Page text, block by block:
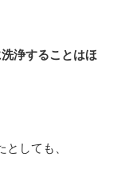
浄することはほ
しても、